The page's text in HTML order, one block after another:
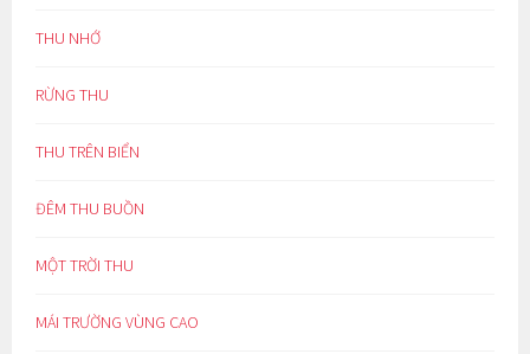
THU NHỚ
RỪNG THU
THU TRÊN BIỂN
ĐÊM THU BUỒN
MỘT TRỜI THU
MÁI TRƯỜNG VÙNG CAO